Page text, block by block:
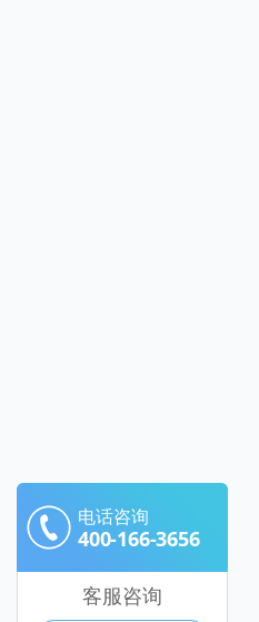
电话咨询
400-166-3656
客服咨询